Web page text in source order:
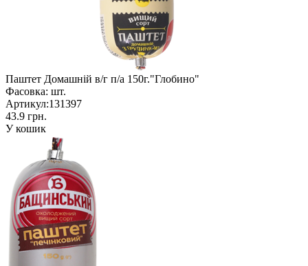
Паштет Домашній в/г п/а 150г."Глобино"
Фасовка: шт.
Артикул:131397
43.9 грн.
У кошик